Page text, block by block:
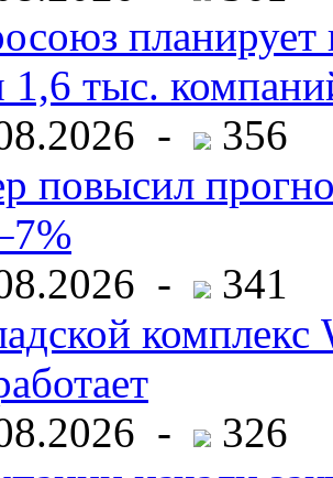
планирует
1,6 тыс.
-
356
повысил
-
341
комплекс
-
326